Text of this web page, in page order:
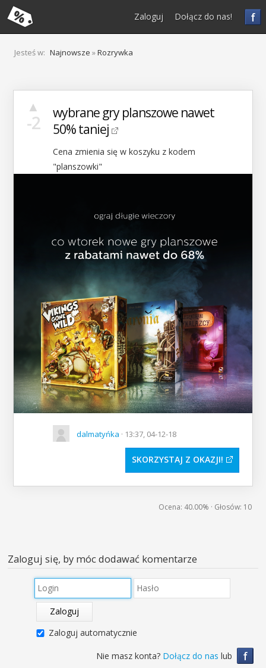
f
Zaloguj Dołącz do nas!
Jesteś w: Najnowsze »Rozrywka
▲
-2
wybrane gry planszowe nawet
50% taniej
Cena zmienia się w koszyku z kodem
"planszowki"
dalmatyńka · 13:37, 04-12-18
SKORZYSTAJ Z OKAZJI
Ocena: 40.00% · Głosów: 10
Zaloguj się, by móc dodawać komentarze
Zaloguj
Zaloguj automatycznie
f
Nie masz konta? Dołącz do nas lub